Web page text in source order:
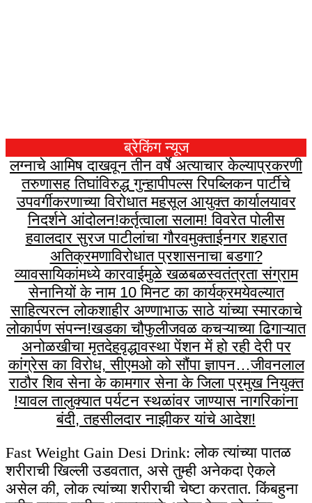
ब्रेकिंग न्यूज
लग्नाचे आमिष दाखवून तीन वर्षे अत्याचार केल्याप्रकरणी
तरुणासह तिघांविरुद्ध गुन्हापीपल्स रिपब्लिकन पार्टीचे
उपवर्गीकरणाच्या विरोधात महसूल आयुक्त कार्यालयावर
निदर्शने आंदोलन!कर्तृत्वाला सलाम! विवरेत पोलीस
हवालदार सुरज पाटीलांचा गौरवमुक्ताईनगर शहरात
अतिक्रमणाविरोधात प्रशासनाचा बडगा?
व्यावसायिकांमध्ये कारवाईमुळे खळबळस्वतंत्रता संग्राम
सेनानियों के नाम 10 मिनट का कार्यक्रमयेवल्यात
साहित्यरत्न लोकशाहीर अण्णाभाऊ साठे यांच्या स्मारकाचे
लोकार्पण संपन्न!खडका चौफुलीजवळ कचऱ्याच्या ढिगाऱ्यात
अनोळखीचा मृतदेहवृद्धावस्था पेंशन में हो रही देरी पर
कांग्रेस का विरोध, सीएमओ को सौंपा ज्ञापन…जीवनलाल
राठौर शिव सेना के कामगार सेना के जिला प्रमुख नियुक्त
!यावल तालुक्यात पर्यटन स्थळांवर जाण्यास नागरिकांना
बंदी, तहसीलदार नाझीकर यांचे आदेश!
Fast Weight Gain Desi Drink: लोक त्यांच्या पातळ
शरीराची खिल्ली उडवतात, असे तुम्ही अनेकदा ऐकले
असेल की, लोक त्यांच्या शरीराची चेष्टा करतात. किंबहुना